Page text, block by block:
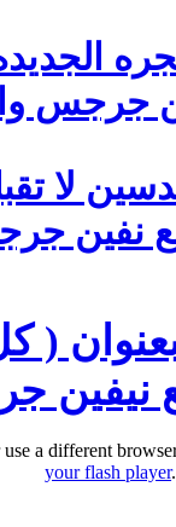
جرجس
لا
نفين
بعنوان
جرجس 24
a different
your flash player.